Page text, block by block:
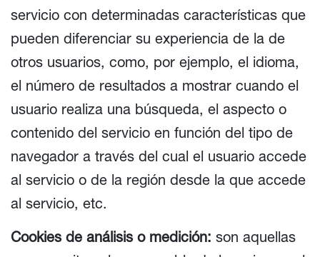
servicio con determinadas características que
pueden diferenciar su experiencia de la de
otros usuarios, como, por ejemplo, el idioma,
el número de resultados a mostrar cuando el
usuario realiza una búsqueda, el aspecto o
contenido del servicio en función del tipo de
navegador a través del cual el usuario accede
al servicio o de la región desde la que accede
al servicio, etc.
Cookies de análisis o medición: son aquellas